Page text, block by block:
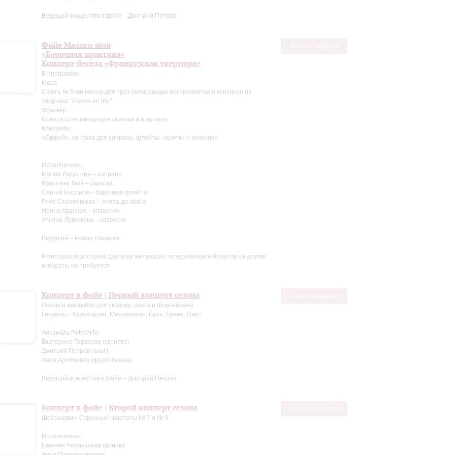
Ведущий концертов в фойе – Дмитрий Петров
Фойе Малого зала
«Барочная практика»
Концерт-беседа «Французская увертюра»
В программе:
Маре
Сюита № 5 ми минор для трех солирующих инструментов и континуо из
сборника "Pieces en trio"
Франкёр
Соната соль минор для скрипки и континуо
Клерамбо
«Орфей», кантата для сопрано, флейты, скрипки и континуо
Исполнители:
Мария Ладыгина – сопрано
Кристина Таха – скрипка
Сергей Насонов – барочная флейта
Рене Строжевская – виола да гамба
Ирина Красная – клавесин
Ульяна Ловчикова – клавесин
Ведущий – Роман Насонов
Регистрация доступна для всех желающих, предъявление билетов на другие
концерты не требуется
Концерт в фойе | Первый концерт сезона
Пьесы и ансамбли для скрипки, альта и фортепиано
Гендель – Хальворсен, Мендельсон, Брух, Брамс, Пярт
Ансамбль PetroArTe:
Екатерина Тарасова (скрипка)
Дмитрий Петров (альт)
Анна Артёменко (фортепиано)
Ведущий концертов в фойе – Дмитрий Петров
Концерт в фойе | Второй концерт сезона
Шостакович. Струнные квартеты № 7 и № 9
Исполнители:
Евгения Чернышева скрипка